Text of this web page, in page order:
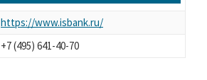
https://www.isbank.ru/
+7 (495) 641-40-70